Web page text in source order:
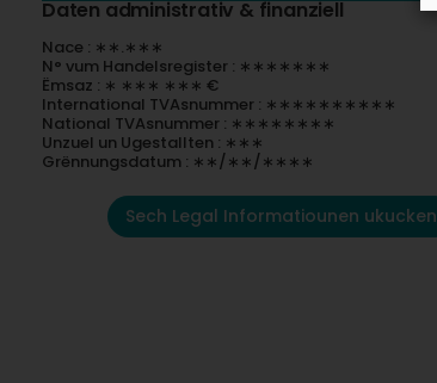
Daten administrativ & finanziell
Nace : ∗∗.∗∗∗
N° vum Handelsregister : ∗∗∗∗∗∗∗
Ëmsaz : ∗ ∗∗∗ ∗∗∗ €
International TVAsnummer : ∗∗∗∗∗∗∗∗∗∗
National TVAsnummer : ∗∗∗∗∗∗∗∗
Unzuel un Ugestallten : ∗∗∗
Grënnungsdatum : ∗∗/∗∗/∗∗∗∗
Sech Legal Informatiounen ukucken